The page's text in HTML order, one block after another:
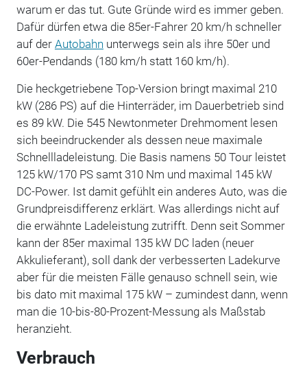
warum er das tut. Gute Gründe wird es immer geben.
Dafür dürfen etwa die 85er-Fahrer 20 km/h schneller
auf der Autobahn unterwegs sein als ihre 50er und
60er-Pendands (180 km/h statt 160 km/h).
Die heckgetriebene Top-Version bringt maximal 210
kW (286 PS) auf die Hinterräder, im Dauerbetrieb sind
es 89 kW. Die 545 Newtonmeter Drehmoment lesen
sich beeindruckender als dessen neue maximale
Schnellladeleistung. Die Basis namens 50 Tour leistet
125 kW/170 PS samt 310 Nm und maximal 145 kW
DC-Power. Ist damit gefühlt ein anderes Auto, was die
Grundpreisdifferenz erklärt. Was allerdings nicht auf
die erwähnte Ladeleistung zutrifft. Denn seit Sommer
kann der 85er maximal 135 kW DC laden (neuer
Akkulieferant), soll dank der verbesserten Ladekurve
aber für die meisten Fälle genauso schnell sein, wie
bis dato mit maximal 175 kW – zumindest dann, wenn
man die 10-bis-80-Prozent-Messung als Maßstab
heranzieht.
Verbrauch